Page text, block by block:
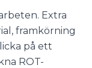
Extra
framkörning
på ett
ROT-